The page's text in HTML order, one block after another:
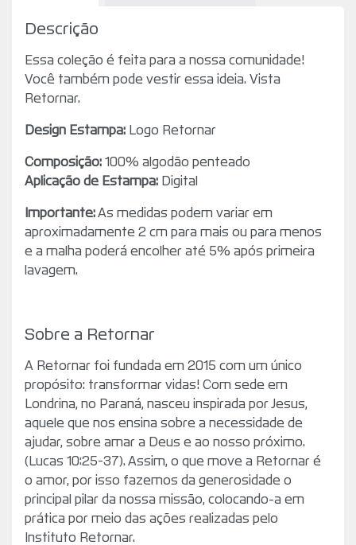
Descrição
Essa coleção é feita para a nossa comunidade!
Você também pode vestir essa ideia. Vista
Retornar.
Design Estampa: Logo Retornar
Composição:100% algodão penteado
Aplicação de Estampa: Digital
Importante:As medidas podem variar em
aproximadamente 2 cm para mais ou para menos
e a malha poderá encolher até 5% após primeira
lavagem.
Sobre a Retornar
A Retornar foi fundada em 2015 com um único
propósito: transformar vidas! Com sede em
Londrina, no Paraná, nasceu inspirada por Jesus,
aquele que nos ensina sobre a necessidade de
ajudar, sobre amar a Deus e ao nosso próximo.
(Lucas 10:25-37). Assim, o que move a Retornar é
o amor, por isso fazemos da generosidade o
principal pilar da nossa missão, colocando-a em
prática por meio das ações realizadas pelo
Instituto Retornar.